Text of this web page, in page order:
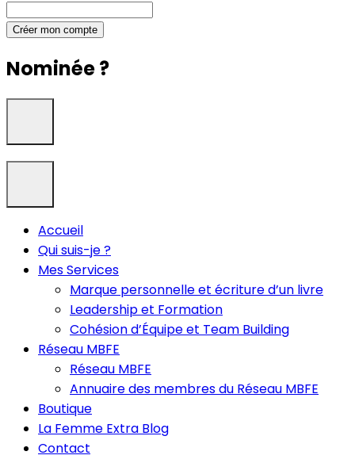
Créer mon compte
Nominée ?
Accueil
Qui suis-je ?
Mes Services
Marque personnelle et écriture d’un livre
Leadership et Formation
Cohésion d’Équipe et Team Building
Réseau MBFE
Réseau MBFE
Annuaire des membres du Réseau MBFE
Boutique
La Femme Extra Blog
Contact